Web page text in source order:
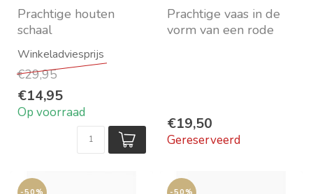
Prachtige houten
schaal
Ambachtelijk bewerkt
teakhout
Optisch vlechtwerk.
Maat h...
€29,95
€14,95
Op voorraad
Prachtige vaas in de
vorm van een rode
€19,50
Gereserveerd